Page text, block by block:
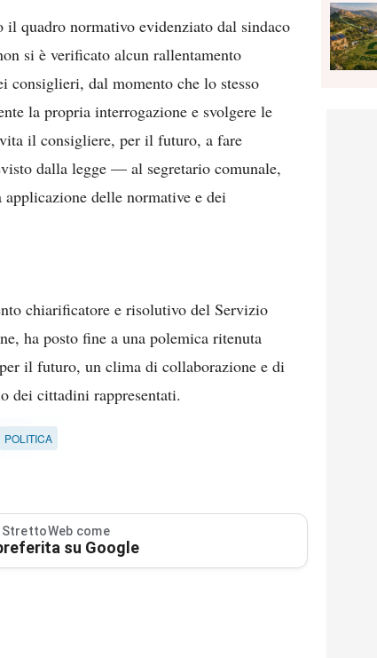
quadro normativo evidenziato dal sindaco
si è verificato alcun rallentamento
consiglieri, dal momento che lo stesso
la propria interrogazione e svolgere le
il consigliere, per il futuro, a fare
dalla legge — al segretario comunale,
delle normative e dei
chiarificatore e risolutivo del Servizio
ha posto fine a una polemica ritenuta
il futuro, un clima di collaborazione e di
dei cittadini rappresentati.
POLITICA
StrettoWeb come
su Google